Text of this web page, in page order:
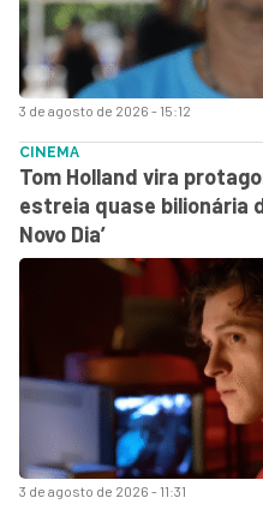
3 de agosto de 2026 - 15:12
3 de agosto de 2026 - 11:31
CINEMA
Tom Holland vira
estreia quase bilionária
Novo Dia’